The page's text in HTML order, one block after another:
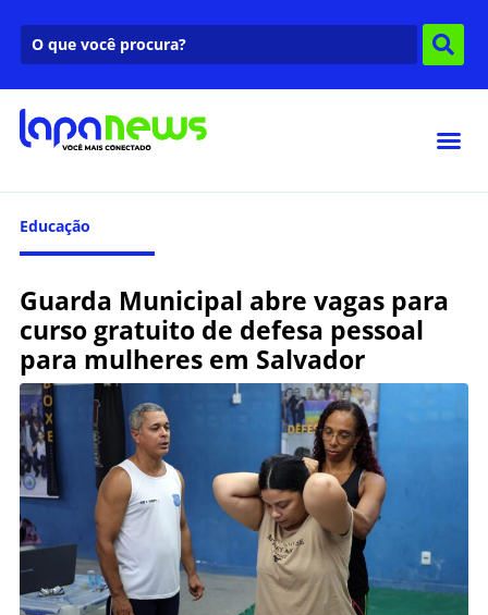
Educação
Guarda Municipal abre vagas para
curso gratuito de defesa pessoal
para mulheres em Salvador